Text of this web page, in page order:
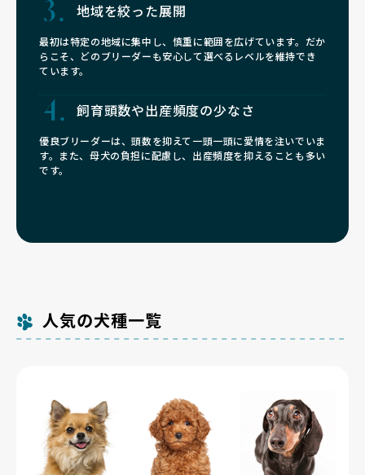
地域を絞った展開
最初は特定の地域に集中し、慎重に範囲を広げています。だか
らこそ、どのブリーダーも安心して選べるレベルを維持でき
ています。
飼育頭数や出産頻度の少なさ
優良ブリーダーは、頭数を抑えて一頭一頭に愛情を注いでいま
す。また、母犬の負担に配慮し、出産頻度を抑えることも多い
です。
人気の犬種一覧